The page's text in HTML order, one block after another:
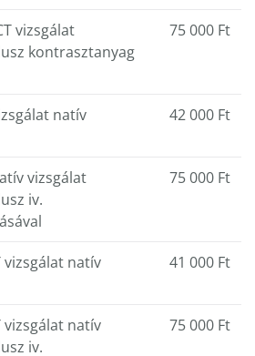
vizsgálat
kontrasztanyag
75 000 Ft
natív
42 000 Ft
vizsgálat
iv.
75 000 Ft
vizsgálat natív
41 000 Ft
vizsgálat natív
iv.
75 000 Ft